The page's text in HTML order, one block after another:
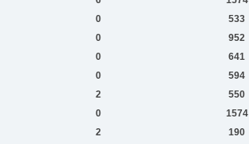
0 533
0 952
0 641
0 594
2 550
0 1574
2 190